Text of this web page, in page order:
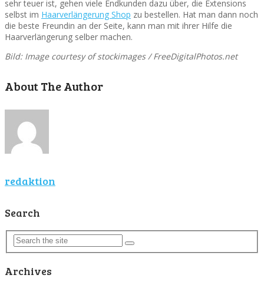
sehr teuer ist, gehen viele Endkunden dazu über, die Extensions
selbst im Haarverlängerung Shop zu bestellen. Hat man dann noch
die beste Freundin an der Seite, kann man mit ihrer Hilfe die
Haarverlängerung selber machen.
Bild: Image courtesy of stockimages / FreeDigitalPhotos.net
About The Author
redaktion
Search
Archives